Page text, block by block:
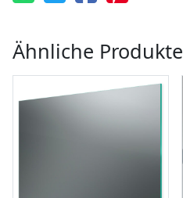
Ähnliche Produkte